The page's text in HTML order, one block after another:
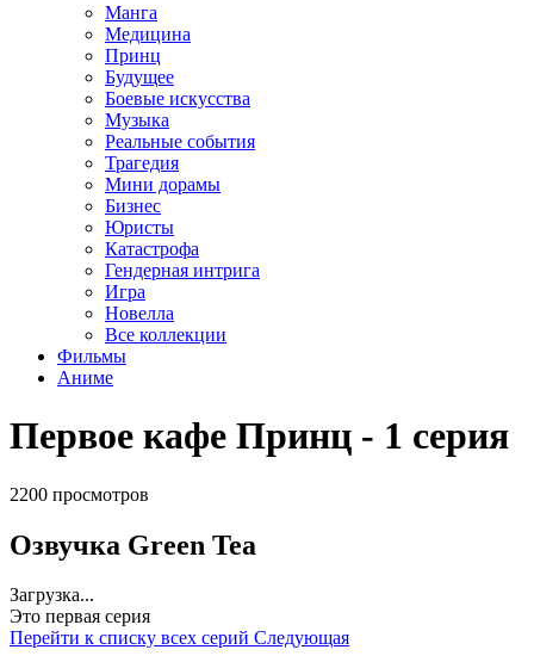
Манга
Медицина
Принц
Будущее
Боевые искусства
Музыка
Реальные события
Трагедия
Мини дорамы
Бизнес
Юристы
Катастрофа
Гендерная интрига
Игра
Новелла
Все коллекции
Фильмы
Аниме
Первое кафе Принц - 1 серия
2200 просмотров
Озвучка Green Tea
Загрузка...
Это первая серия
Перейти к списку всех серий Следующая